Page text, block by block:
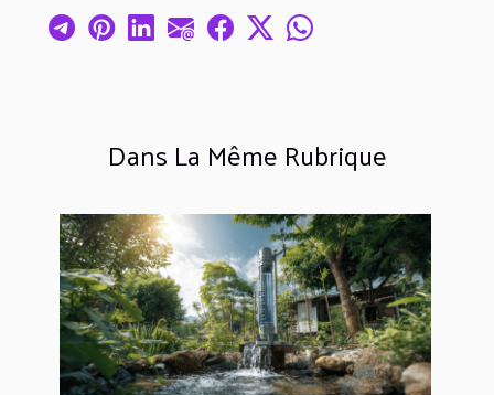
Dans La Même Rubrique